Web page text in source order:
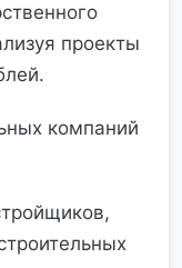
проекты
компаний